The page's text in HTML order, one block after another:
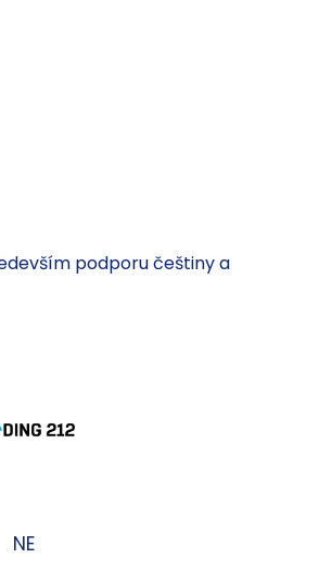
podporu češtiny a
NE